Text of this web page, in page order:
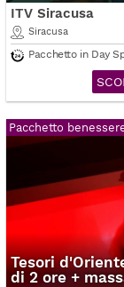
ITV Siracusa
Siracusa
Pacchetto in Day
Pacchetto
Tesori
di 2 ore +